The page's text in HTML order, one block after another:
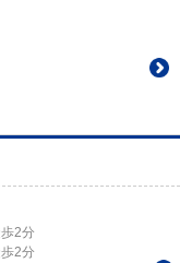
2分
2分